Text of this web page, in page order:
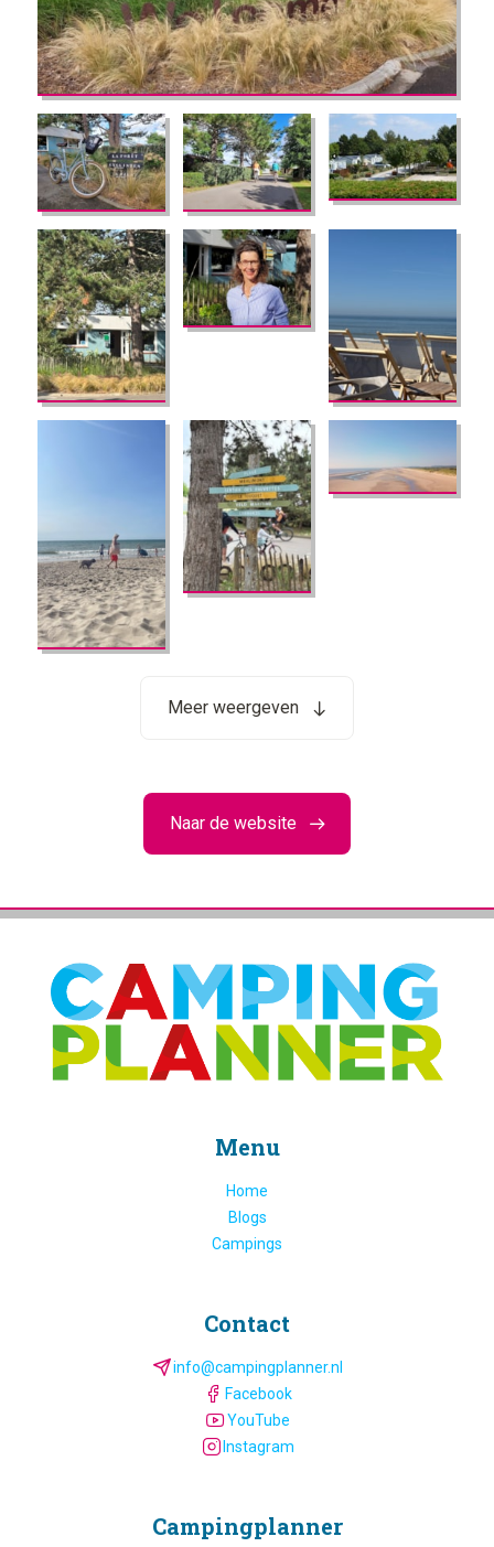
Meer weergeven
Naar de website
Menu
Home
Blogs
Campings
Contact
info@campingplanner.nl
Facebook
YouTube
Instagram
Camping­planner